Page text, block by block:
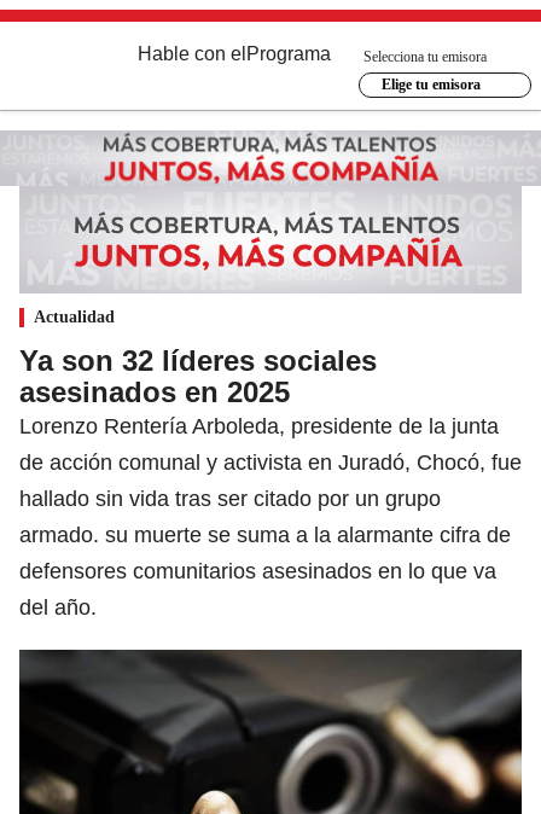
Hable con el Programa
Selecciona tu emisora
Elige tu emisora
Actualidad
Ya son 32 líderes sociales
asesinados en 2025
Lorenzo Rentería Arboleda, presidente de la junta
de acción comunal y activista en Juradó, Chocó, fue
hallado sin vida tras ser citado por un grupo
armado. su muerte se suma a la alarmante cifra de
defensores comunitarios asesinados en lo que va
del año.